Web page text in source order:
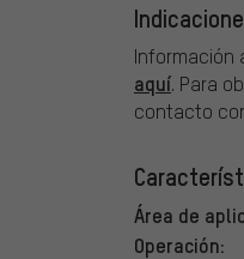
Información
aquí. Para
contacto
Área de
Operación: